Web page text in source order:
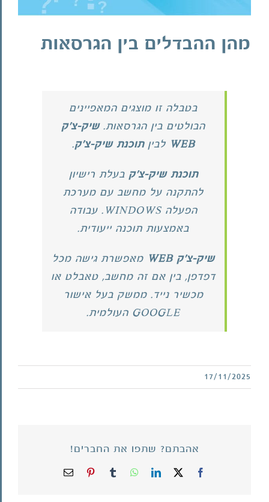
מהן ההבדלים בין הגרסאות
בטבלה זו מוצגים המאפיינים
הבולטים בין הגרסאות.שיק-צ'ק
WEB לביןתוכנת שיק-צ'ק.
תוכנת שיק-צ'קבעלת רישיון
להתקנה על מחשב עם מערכת
הפעלה WINDOWS. עבודה
באמצעות תוכנה ייעודית.
שיק-צ'ק WEB
מאפשרת גישה מכל
דפדפן, בין אם זה מחשב, טאבלט או
מכשיר נייד. ממשק בעל אישור
GOOGLE העולמית.
17/11/2025
אהבתם? שתפו את החברים!
Facebook
X
LinkedIn
WhatsApp
Tumblr
Pinterestכתובת